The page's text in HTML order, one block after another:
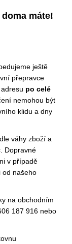
máte!
ještě
přepravce
po celé
nemohou být
klidu a dny
váhy zboží a
Dopravné
v případě
od našeho
na obchodním
187 916 nebo